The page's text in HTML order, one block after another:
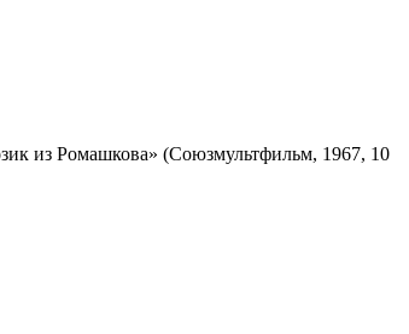
из Ромашкова» (Союзмультфильм, 1967, 10